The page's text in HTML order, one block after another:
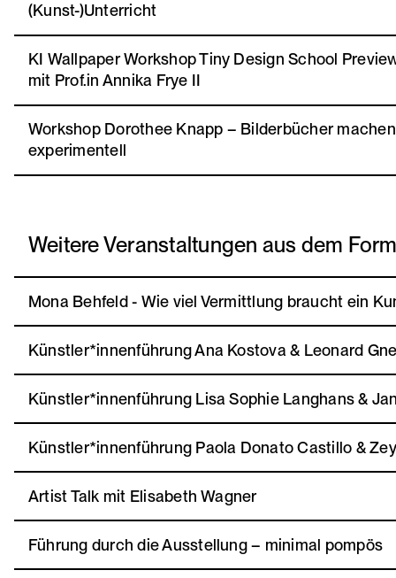
(Kunst-)Unterricht
KI Wallpaper Workshop Tiny Design School
mit Prof.in Annika Frye II
Workshop Dorothee Knapp – Bilderbücher
experimentell
Weitere Veranstaltungen aus dem
Mona Behfeld - Wie viel Vermittlung braucht ein
Künstler*innenführung Ana Kostova & Leonard
Künstler*innenführung Lisa Sophie Langhans &
Künstler*innenführung Paola Donato Castillo &
Artist Talk mit Elisabeth Wagner
Führung durch die Ausstellung – minimal pompös